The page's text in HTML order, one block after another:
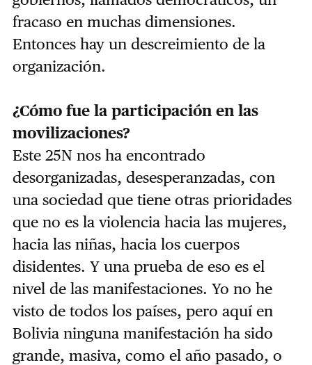
fracaso en muchas dimensiones.
Entonces hay un descreimiento de la
organización.
¿Cómo fue la participación en las
movilizaciones?
Este 25N nos ha encontrado
desorganizadas, desesperanzadas, con
una sociedad que tiene otras prioridades
que no es la violencia hacia las mujeres,
hacia las niñas, hacia los cuerpos
disidentes. Y una prueba de eso es el
nivel de las manifestaciones. Yo no he
visto de todos los países, pero aquí en
Bolivia ninguna manifestación ha sido
grande, masiva, como el año pasado, o